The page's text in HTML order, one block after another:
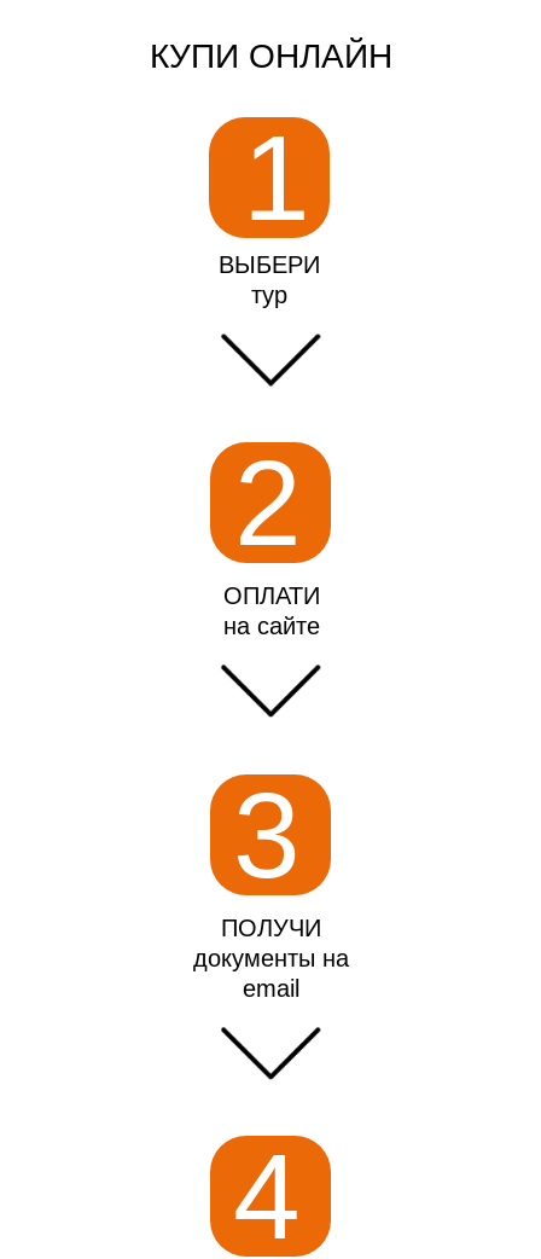
4
3
ПОЛУЧИ
документы на
email
2
ОПЛАТИ
на сайте
1
ВЫБЕРИ
тур
КУПИ ОНЛАЙН